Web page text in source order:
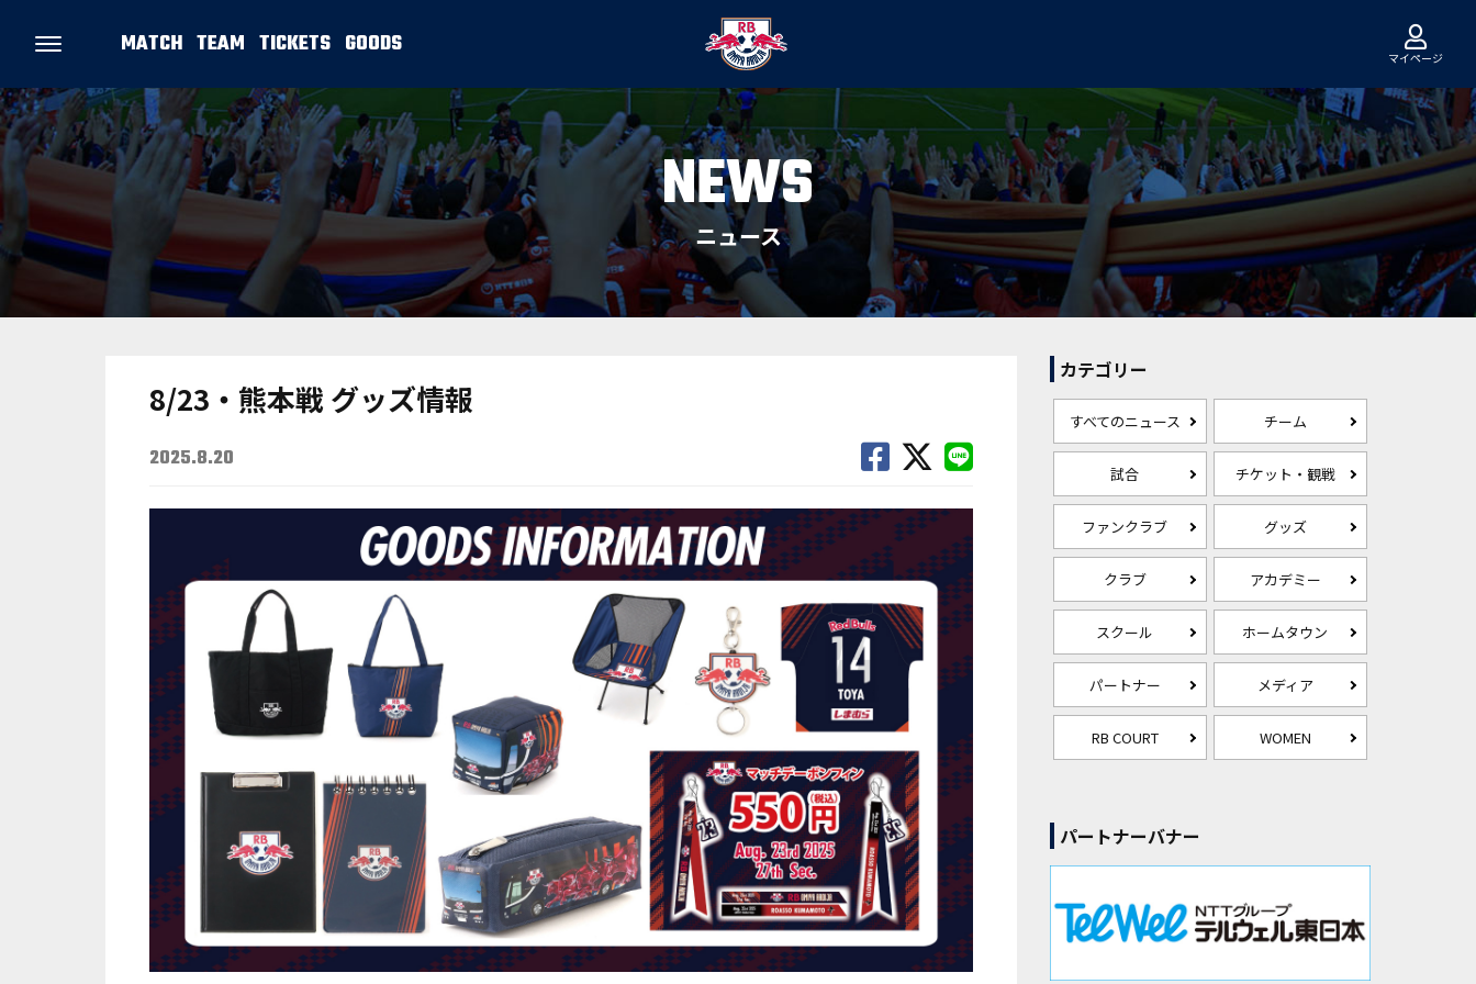
MATCH TEAM TICKETS GOODS マイページ
NEWS
ニュース
8/23・熊本戦 グッズ情報
2025.8.20
カテゴリー
すべてのニュース チーム
試合 チケット・観戦
ファンクラブ グッズ
クラブ アカデミー
スクール ホームタウン
パートナー メディア
RB COURT WOMEN
パートナーバナー